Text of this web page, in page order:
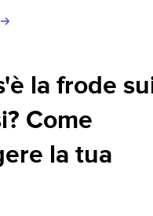
la frode
Come
la tua